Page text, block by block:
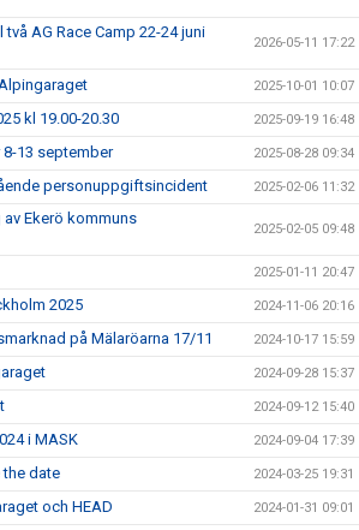
AG Race Camp 22-24 juni
2026-05-11 17:22
2025-10-01 10:07
kl 19.00-20.30 2025-09-19 16:48
13 september 2025-08-28 09:34
personuppgiftsincident 2025-02-06 11:32
Ekerö kommuns
2025-02-05 09:48
2025-01-11 20:47
2025 2024-11-06 20:16
på Mälaröarna 17/11 2024-10-17 15:59
2024-09-28 15:37
2024-09-12 15:40
i MASK 2024-09-04 17:39
the date 2024-03-25 19:31
och HEAD 2024-01-31 09:01